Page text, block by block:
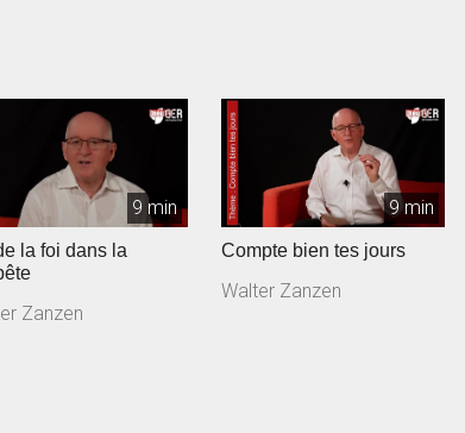
9 min
la foi dans la
Zanzen
9 min
Compte bien tes jours
Walter Zanzen